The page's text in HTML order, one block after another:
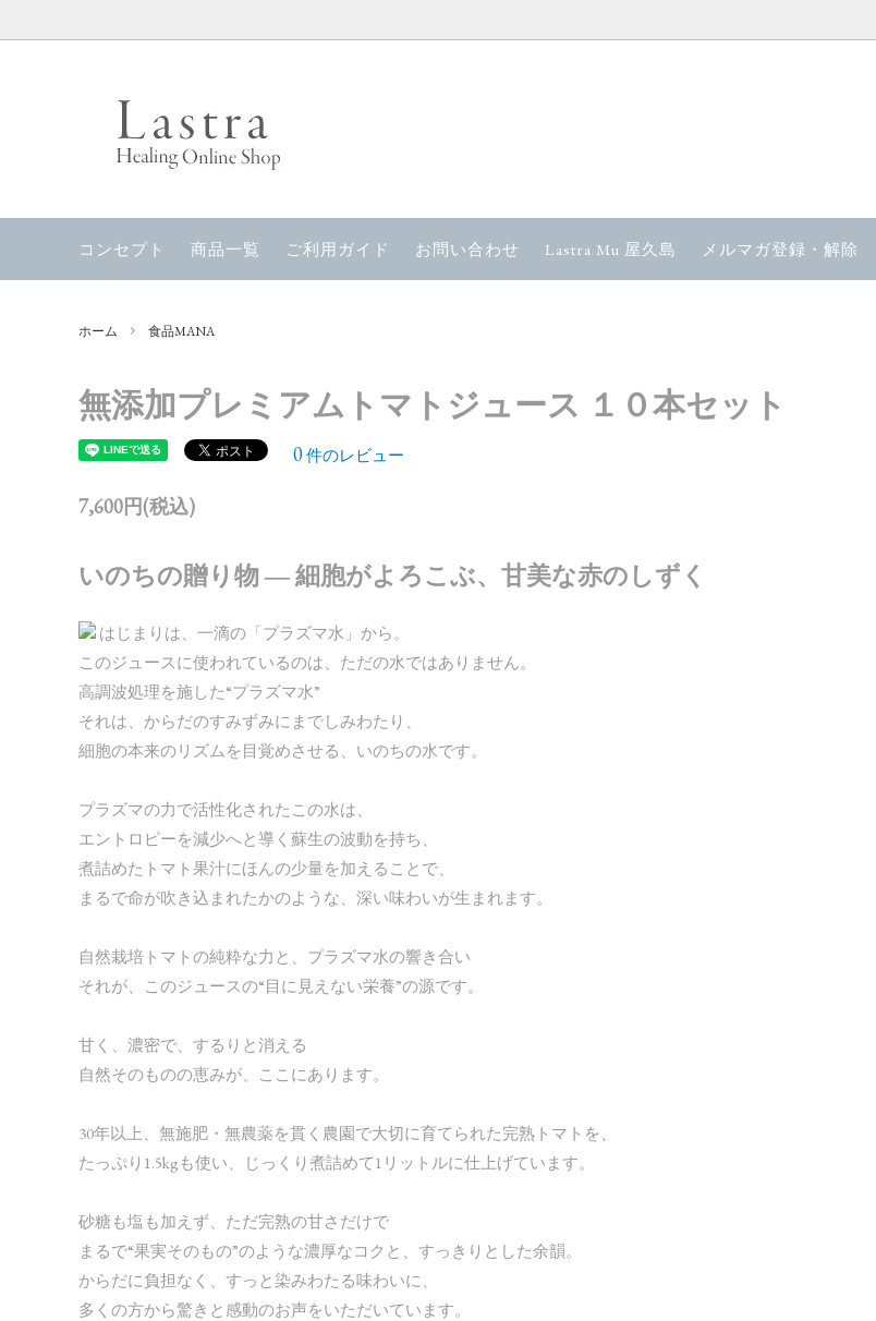
生体電流を整える
ナチュラルウォーター・ライフウォータ
ー
ラシ
当店のコンセプト
コンセプト 商品一覧 ご利用ガイド お問い合わせ Lastra Mu 屋久島 メルマガ登録・解除
ホーム 食品MANA
無添加プレミアムトマトジュース １０本セット
0件のレビュー
7,600円(税込)
いのちの贈り物 ― 細胞がよろこぶ、甘美な赤のしずく
はじまりは、一滴の「プラズマ水」から。
このジュースに使われているのは、ただの水ではありません。
高調波処理を施した“プラズマ水”
それは、からだのすみずみにまでしみわたり、
細胞の本来のリズムを目覚めさせる、いのちの水です。
プラズマの力で活性化されたこの水は、
エントロピーを減少へと導く蘇生の波動を持ち、
煮詰めたトマト果汁にほんの少量を加えることで、
まるで命が吹き込まれたかのような、深い味わいが生まれます。
自然栽培トマトの純粋な力と、プラズマ水の響き合い
それが、このジュースの“目に見えない栄養”の源です。
甘く、濃密で、するりと消える
自然そのものの恵みが、ここにあります。
30年以上、無施肥・無農薬を貫く農園で大切に育てられた完熟トマトを、
たっぷり1.5kgも使い、じっくり煮詰めて1リットルに仕上げています。
砂糖も塩も加えず、ただ完熟の甘さだけで
まるで“果実そのもの”のような濃厚なコクと、すっきりとした余韻。
からだに負担なく、すっと染みわたる味わいに、
多くの方から驚きと感動のお声をいただいています。